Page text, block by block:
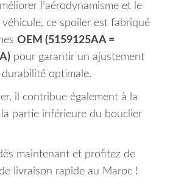
l’aérodynamisme et le
ce spoiler est fabriqué
OEM (5159125AA =
pour garantir un ajustement
optimale.
il contribue également à la
partie inférieure du bouclier
maintenant et profitez de
livraison rapide au Maroc !